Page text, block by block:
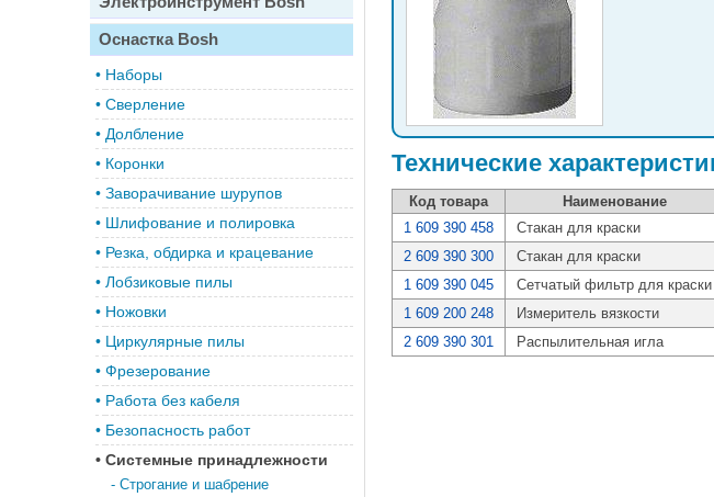
Оснастка Bosh
• Наборы
• Сверление
• Долбление
• Коронки
• Заворачивание шурупов
• Шлифование и полировка
• Резка, обдирка и крацевание
• Лобзиковые пилы
• Ножовки
• Циркулярные пилы
• Фрезерование
• Работа без кабеля
• Безопасность работ
• Системные принадлежности
- Строгание и шабрение
Технические
Код товара Наименование
1 609 390 458
Стакан для краски
2 609 390 300
Стакан для краски
1 609 390 045
Сетчатый фильтр для краски
1 609 200 248
Измеритель вязкости
2 609 390 301
Распылительная игла